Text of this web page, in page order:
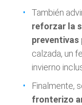
También
reforzar la
preventivas
calzada, un
invierno
Finalmente,
fronterizo